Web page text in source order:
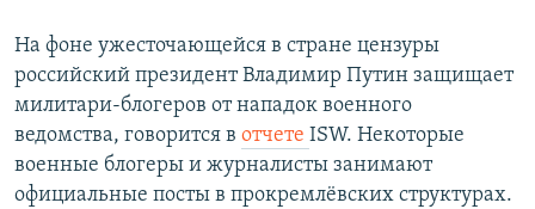
На фоне ужесточающейся в стране цензуры
российский президент Владимир Путин защищает
милитари-блогеров от нападок военного
ведомства, говорится в отчете ISW. Некоторые
военные блогеры и журналисты занимают
официальные посты в прокремлёвских структурах.